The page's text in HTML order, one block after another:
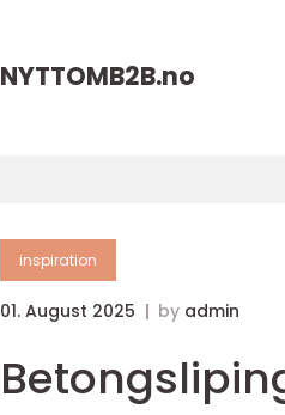
NYTTOMB2B.no
inspiration
01. August 2025 by admin